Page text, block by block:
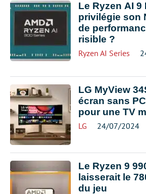
Le Ryzen AI 9
privilégie son
de
risible ?
Ryzen AI Series
LG MyView
écran sans
pour une TV
LG 24/07/2024
Le Ryzen 9
laisserait le
du jeu